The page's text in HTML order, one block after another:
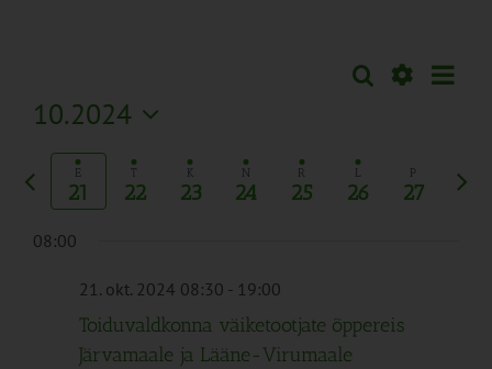
Sündmused
Views
Navigation
Otsi Nädal
10.2024
Vali
kuupäev.
E
21
T
22
K
23
N
24
R
25
L
26 27
Eelmine
nädal
08:00
21. okt. 2024 08:30 - 19:00
Toiduvaldkonna väiketootjate õppereis
Järvamaale ja Lääne-Virumaale